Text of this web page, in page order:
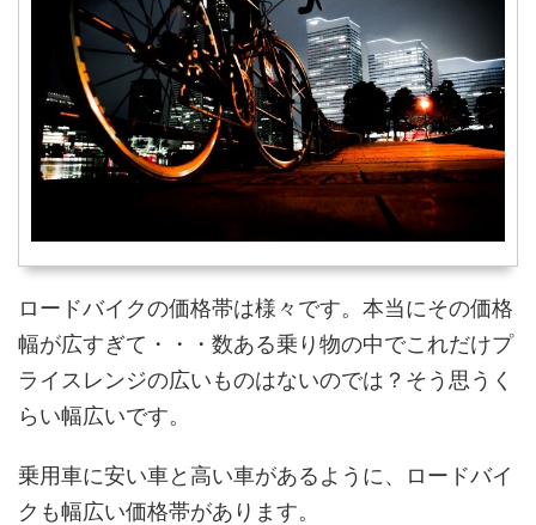
ロードバイクの価格帯は様々です。本当にその価格
幅が広すぎて・・・数ある乗り物の中でこれだけプ
ライスレンジの広いものはないのでは？そう思うく
らい幅広いです。
乗用車に安い車と高い車があるように、ロードバイ
クも幅広い価格帯があります。